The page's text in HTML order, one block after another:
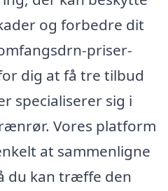
og forbedre dit
priser-
dig at få tre tilbud
specialiserer sig i
Vores platform
at sammenligne
du kan træffe den